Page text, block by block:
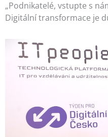
„Podnikatelé, vstupte s
Digitální transformace je